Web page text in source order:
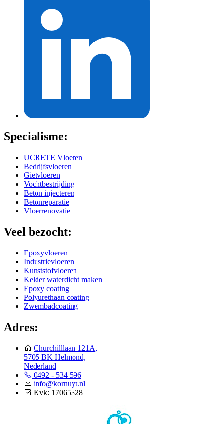
Specialisme:
UCRETE Vloeren
Bedrijfsvloeren
Gietvloeren
Vochtbestrijding
Beton injecteren
Betonreparatie
Vloerrenovatie
Veel bezocht:
Epoxyvloeren
Industrievloeren
Kunststofvloeren
Kelder waterdicht maken
Epoxy coating
Polyurethaan coating
Zwembadcoating
Adres:
Churchilllaan 121A,
5705 BK Helmond,
Nederland
0492 - 534 596
info@kornuyt.nl
Kvk: 17065328